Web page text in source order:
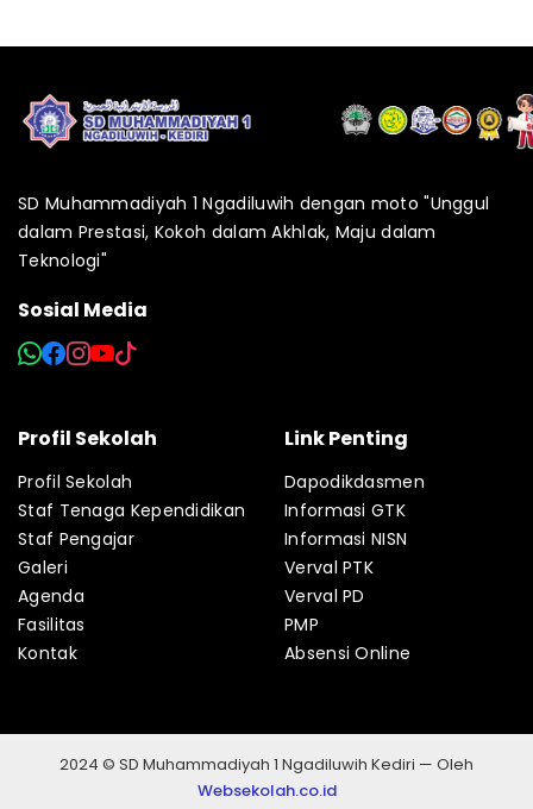
SD Muhammadiyah 1 Ngadiluwih dengan moto "Unggul
dalam Prestasi, Kokoh dalam Akhlak, Maju dalam
Teknologi"
Sosial Media
Profil Sekolah
Profil Sekolah
Staf Tenaga Kependidikan
Staf Pengajar
Galeri
Agenda
Fasilitas
Kontak
Link Penting
Dapodikdasmen
Informasi GTK
Informasi NISN
Verval PTK
Verval PD
PMP
Absensi Online
2024 © SD Muhammadiyah 1 Ngadiluwih Kediri — Oleh
Websekolah.co.id